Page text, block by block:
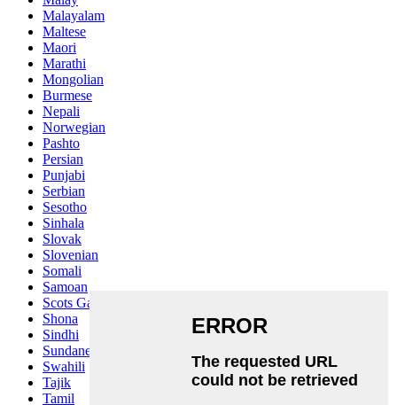
Malayalam
Maltese
Maori
Marathi
Mongolian
Burmese
Nepali
Norwegian
Pashto
Persian
Punjabi
Serbian
Sesotho
Sinhala
Slovak
Slovenian
Somali
Samoan
Scots Gaelic
Shona
Sindhi
Sundanese
Swahili
Tajik
Tamil